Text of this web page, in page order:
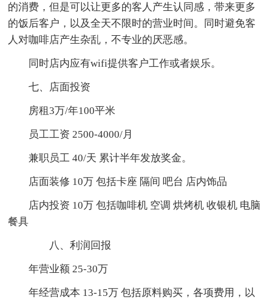
的消费，但是可以让更多的客人产生认同感，带来更多
的饭后客户，以及全天不限时的营业时间。同时避免客
人对咖啡店产生杂乱，不专业的厌恶感。
同时店内应有wifi提供客户工作或者娱乐。
七、店面投资
房租3万/年100平米
员工工资 2500-4000/月
兼职员工 40/天 累计半年发放奖金。
店面装修 10万 包括卡座 隔间 吧台 店内饰品
店内投资 10万 包括咖啡机 空调 烘烤机 收银机 电脑
餐具
八、利润回报
年营业额 25-30万
年经营成本 13-15万 包括原料购买，各项费用，以